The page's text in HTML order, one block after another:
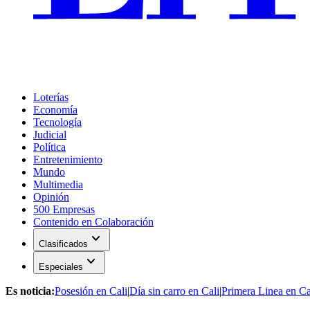
Loterías
Economía
Tecnología
Judicial
Política
Entretenimiento
Mundo
Multimedia
Opinión
500 Empresas
Contenido en Colaboración
Clasificados expand_more
Especiales expand_more
Es noticia:Posesión en Cali|Día sin carro en Cali|Primera Linea en